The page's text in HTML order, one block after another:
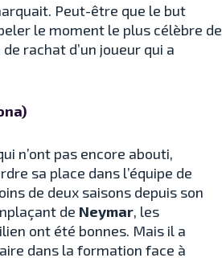
Peut-être que le but
le moment le plus célèbre de
rachat d’un joueur qui a
n’ont pas encore abouti,
sa place dans l’équipe de
de deux saisons depuis son
de Neymar, les
ont été bonnes. Mais il a
dans la formation face à